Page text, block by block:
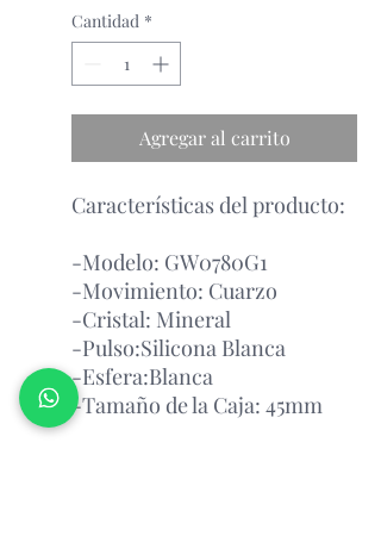
Cantidad *
Agregar al carrito
Características del producto:
-Modelo: GW0780G1
-Movimiento: Cuarzo
-Cristal: Mineral
-Pulso:Silicona Blanca
-Esfera:Blanca
-Tamaño de la Caja: 45mm